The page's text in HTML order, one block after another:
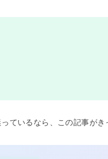
いるなら、この記事がき